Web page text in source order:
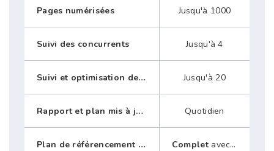
Pages numérisées
Suivi des concurrents
Suivi et optimisation des mots clés
Rapport et plan mis à jour
Plan de référencement personnalisé
Jusqu'à 1000
Jusqu'à 4
Jusqu'à 20
Quotidien
Completavec un guide étape par étape